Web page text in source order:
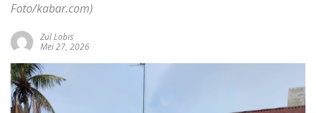
Foto/kabar.com)
Zul Lobis
Mei 27, 2026